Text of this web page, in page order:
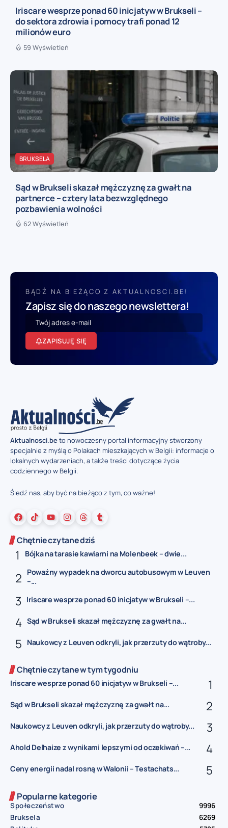
Iriscare wesprze ponad 60 inicjatyw w Brukseli –
do sektora zdrowia i pomocy trafi ponad 12
milionów euro
59 Wyświetleń
BRUKSELA
Sąd w Brukseli skazał mężczyznę za gwałt na
partnerce – cztery lata bezwzględnego
pozbawienia wolności
62 Wyświetleń
BĄDŹ NA BIEŻĄCO Z AKTUALNOSCI.BE!
Zapisz się do naszego newslettera!
ZAPISUJĘ SIĘ
Aktualnosci.beto nowoczesny portal informacyjny stworzony
specjalnie z myślą o Polakach mieszkających w Belgii: informacje o
lokalnych wydarzeniach, a także treści dotyczące życia
codziennego w Belgii.
Śledź nas, aby być na bieżąco z tym, co ważne!
Chętnie czytane dziś
Bójka na tarasie kawiarni na Molenbeek – dwie...
Poważny wypadek na dworcu autobusowym w Leuven
–...
Iriscare wesprze ponad 60 inicjatyw w Brukseli –...
Sąd w Brukseli skazał mężczyznę za gwałt na...
Naukowcy z Leuven odkryli, jak przerzuty do wątroby...
Chętnie czytane w tym tygodniu
Iriscare wesprze ponad 60 inicjatyw w Brukseli –...
Sąd w Brukseli skazał mężczyznę za gwałt na...
Naukowcy z Leuven odkryli, jak przerzuty do wątroby...
Ahold Delhaize z wynikami lepszymi od oczekiwań –...
Ceny energii nadal rosną w Walonii – Testachats...
Popularne kategorie
Społeczeństwo
9996
Bruksela
6269